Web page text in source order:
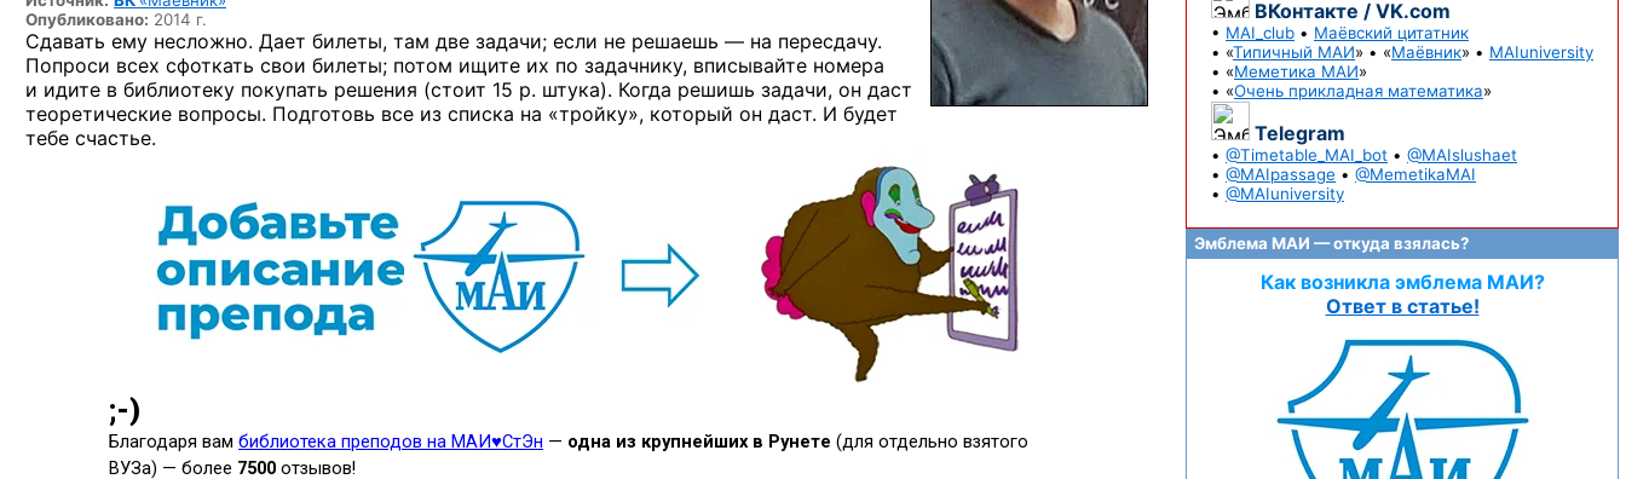
Опубликовано: 2014 г.
Сдавать ему несложно. Дает билеты, там две задачи; если не решаешь — на пересдачу.
Попроси всех сфоткать свои билеты; потом ищите их по задачнику, вписывайте номера
и идите в библиотеку покупать решения (стоит 15 р. штука). Когда решишь задачи, он даст
теоретические вопросы. Подготовь все из списка на «тройку», который он даст. И будет
тебе счастье.
ВКонтакте / VK.com
• MAI_club • Маёвский цитатник
• «Типичный МАИ» • «Маёвник» • MAIuniversity
• «Меметика МАИ»
• «Очень прикладная математика»
Telegram
• @Timetable_MAI_bot • @MAIslushaet
• @MAIpassage • @MemetikaMAI
• @MAIuniversity
Эмблема МАИ — откуда взялась?
Как возникла эмблема МАИ?
Ответ в статье!